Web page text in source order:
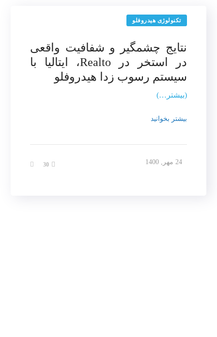
تکنولوژی هیدروفلو
نتایج چشمگیر و شفافیت واقعی
در استخر در Realto، ایتالیا با
سیستم رسوب زدا هیدروفلو
(بیشتر…)
بیشتر بخوانید
24 مهر, 1400 30